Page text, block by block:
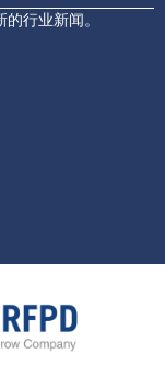
行业新闻。